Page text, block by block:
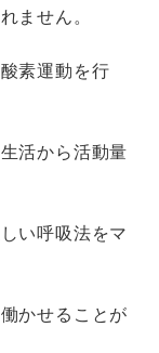
ません。
素運動を行
活から活動量
い呼吸法をマ
かせることが